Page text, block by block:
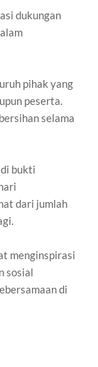
dukungan
pihak yang
peserta.
selama
bukti
dari jumlah
menginspirasi
sosial
di